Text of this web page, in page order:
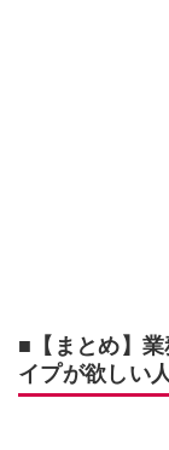
■【まとめ】
イプが欲しい